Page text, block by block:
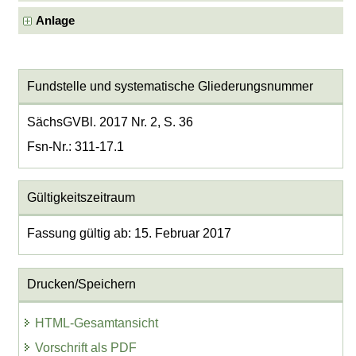
Anlage
Fundstelle und systematische Gliederungsnummer
SächsGVBl. 2017 Nr. 2, S. 36
Fsn-Nr.: 311-17.1
Gültigkeitszeitraum
Fassung gültig ab: 15. Februar 2017
Drucken/Speichern
HTML-Gesamtansicht
Vorschrift als PDF